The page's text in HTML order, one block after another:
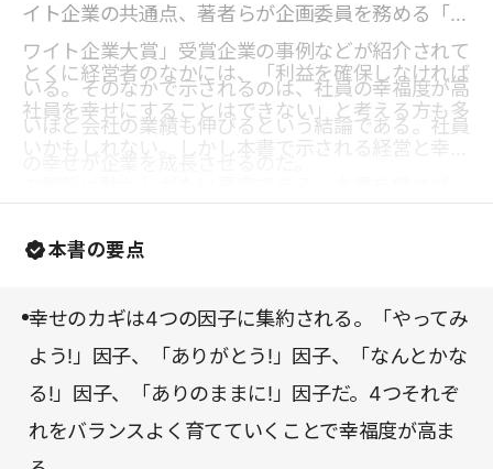
イト企業の共通点、著者らが企画委員を務める「ホ
ワイト企業大賞」受賞企業の事例などが紹介されて
いる。そのなかで示されるのは、社員の幸福度が高
いほど会社の業績も伸びるという結論である。社員
とくに経営者のなかには、「利益を確保しなければ
社員を幸せにすることはできない」と考える方も多
いかもしれない。しかし本書で示される経営と幸福
が得られるはずだ。
本書の要点
幸せのカギは4つの因子に集約される。「やってみ
よう!」因子、「ありがとう!」因子、「なんとかな
る!」因子、「ありのままに!」因子だ。4つそれぞ
れをバランスよく育てていくことで幸福度が高ま